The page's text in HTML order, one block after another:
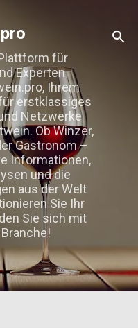
für
Experten
Ihrem
erstklassiges
Netzwerke
Ob Winzer,
Gastronom –
Informationen,
und die
aus der Welt
Sie Ihr
Sie sich mit